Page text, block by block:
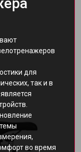
для
так и в
во время